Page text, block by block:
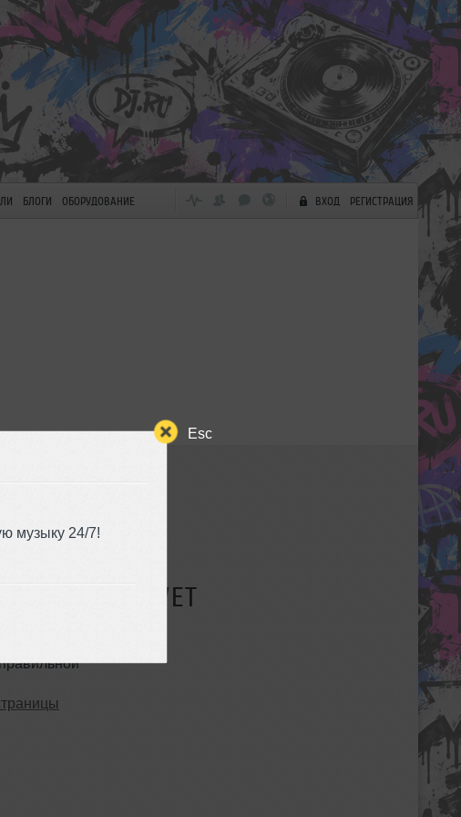
Esc
музыку 24/7!
БЛОГИ ОБОРУДОВАНИЕ ВХОД РЕГИСТРАЦИЯ
НЕ СУЩЕСТВУЕТ